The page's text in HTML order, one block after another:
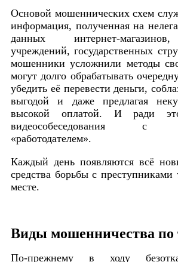
Основой мошеннических схем
информация, полученная на
данных интернет-
учреждений, государственных
мошенники усложнили методы
могут долго обрабатывать
убедить её перевести деньги,
выгодой и даже предлагая
высокой оплатой. И ради
видеособеседования с
«работодателем».
Каждый день появляются всё
средства борьбы с преступниками
месте.
Виды мошенничества по
По-прежнему в ходу